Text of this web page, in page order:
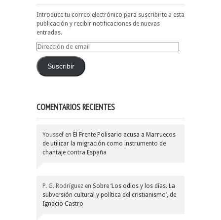
Introduce tu correo electrónico para suscribirte a esta
publicación y recibir notificaciones de nuevas
entradas.
Dirección
emailSuscribir
COMENTARIOS RECIENTES
Youssef en El Frente Polisario acusa a Marruecos
de utilizar la migración como instrumento de
chantaje contra España
P. G. Rodríguez en Sobre ‘Los odios y los días. La
subversión cultural y política del cristianismo’, de
Ignacio Castro